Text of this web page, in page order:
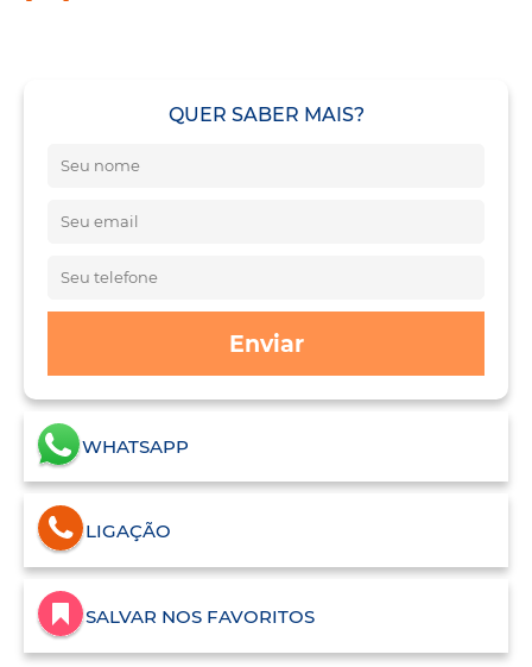
QUER SABER MAIS?
Enviar
WHATSAPP
LIGAÇÃO
SALVAR NOS FAVORITOS